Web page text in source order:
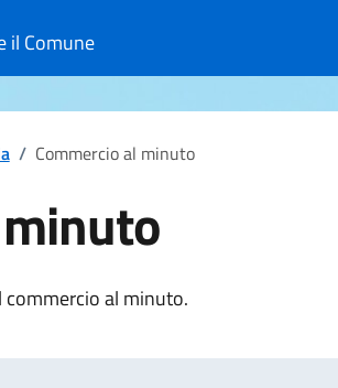
il Comune
/ Commercio al minuto
al minuto.